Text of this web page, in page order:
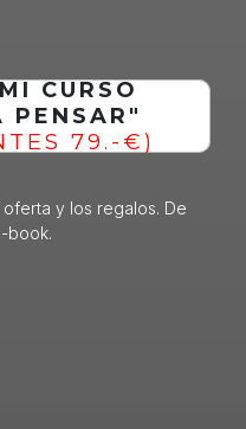
CURSO
PENSAR"
79.-€)
y los regalos. De
book.